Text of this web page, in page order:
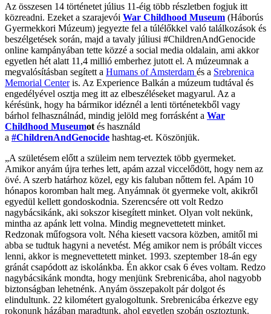
Az összesen 14 történetet július 11-éig több részletben fogjuk itt
közreadni. Ezeket a szarajevói War Childhood Museum (Háborús
Gyermekkori Múzeum) jegyezte fel a túlélőkkel való találkozások és
beszélgetések során, majd a tavaly júliusi #ChildrenAndGenocide
online kampányában tette közzé a social media oldalain, ami akkor
egyetlen hét alatt 11,4 millió emberhez jutott el. A múzeumnak a
megvalósításban segített a Humans of Amsterdam és a Srebrenica
Memorial Centeris. Az Experience Balkán a múzeum tudtával és
engedélyével osztja meg itt az elbeszéléseket magyarul. Az a
kérésünk, hogy ha bármikor idéznél a lenti történetekből vagy
bárhol felhasználnád, mindig jelöld meg forrásként a War
Childhood Museumot és használd
a #ChildrenAndGenocide hashtag-et. Köszönjük.
„A születésem előtt a szüleim nem terveztek több gyermeket.
Amikor anyám újra terhes lett, apám azzal viccelődött, hogy nem az
övé. A szerb határhoz közel, egy kis faluban nőttem fel. Apám 10
hónapos koromban halt meg. Anyámnak öt gyermeke volt, akikről
egyedül kellett gondoskodnia. Szerencsére ott volt Redzo
nagybácsikánk, aki sokszor kisegített minket. Olyan volt nekünk,
mintha az apánk lett volna. Mindig megnevettetett minket.
Redzonak műfogsora volt. Néha kiesett vacsora közben, amitől mi
abba se tudtuk hagyni a nevetést. Még amikor nem is próbált vicces
lenni, akkor is megnevettetett minket. 1993. szeptember 18-án egy
gránát csapódott az iskolánkba. Én akkor csak 6 éves voltam. Redzo
nagybácsikánk mondta, hogy menjünk Srebrenicába, ahol nagyobb
biztonságban lehetnénk. Anyám összepakolt pár dolgot és
elindultunk. 22 kilométert gyalogoltunk. Srebrenicába érkezve egy
rokonunk házában maradtunk, ahol egyetlen szobán osztoztunk.